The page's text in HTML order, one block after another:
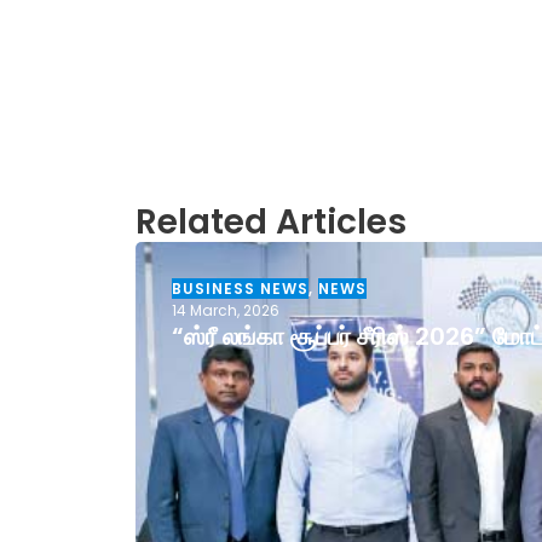
Related Articles
BUSINESS NEWS, NEWS
14 March, 2026
“ஸ்ரீ லங்கா சூப்பர் சீரிஸ் 2026”